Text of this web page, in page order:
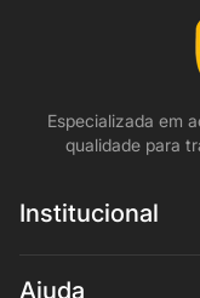
Especializada em
qualidade para
Institucional
Ajuda